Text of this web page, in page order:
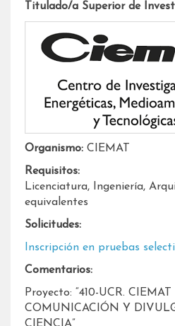
Titulado/a Superior de
Organismo: CIEMAT
Requisitos:
Licenciatura, Ingeniería,
equivalentes
Solicitudes:
Inscripción en pruebas
Comentarios:
Proyecto: “410-UCR.
COMUNICACIÓN Y